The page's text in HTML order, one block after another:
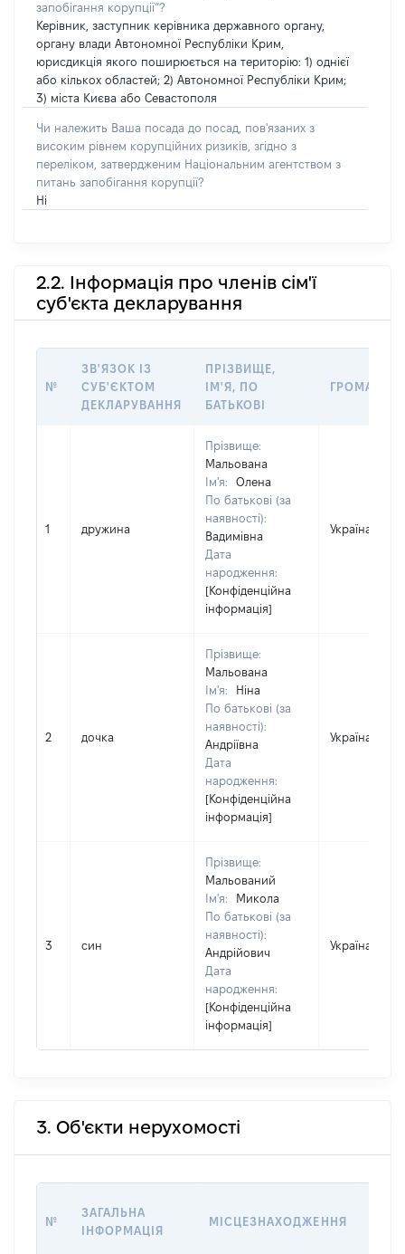
запобігання корупції”?
Керівник, заступник керівника державного органу,
органу влади Автономної Республіки Крим,
юрисдикція якого поширюється на територію: 1) однієї
або кількох областей; 2) Автономної Республіки Крим;
3) міста Києва або Севастополя
Чи належить Ваша посада до посад, пов'язаних з
високим рівнем корупційних ризиків, згідно з
переліком, затвердженим Національним агентством з
питань запобігання корупції?
Ні
2.2. Інформація про членів сім'ї
суб'єкта декларування
№
ЗВ'ЯЗОК ІЗ
СУБ'ЄКТОМ
ДЕКЛАРУВАННЯ
ПРІЗВИЩЕ,
ІМ'Я, ПО
БАТЬКОВІ
1 дружина
Прізвище:
Мальована
Ім'я:
Олена
По батькові (за
наявності):
Вадимівна
Дата
народження:
[Конфіденційна
інформація]
Україна
2 дочка
Прізвище:
Мальована
Ім'я:
Ніна
По батькові (за
наявності):
Андріївна
Дата
народження:
[Конфіденційна
інформація]
Україна
3 син
Прізвище:
Мальований
Ім'я:
Микола
По батькові (за
наявності):
Андрійович
Дата
народження:
[Конфіденційна
інформація]
Україна
3. Об'єкти нерухомості
№
ЗАГАЛЬНА
ІНФОРМАЦІЯ
МІСЦЕЗНАХОДЖЕННЯ